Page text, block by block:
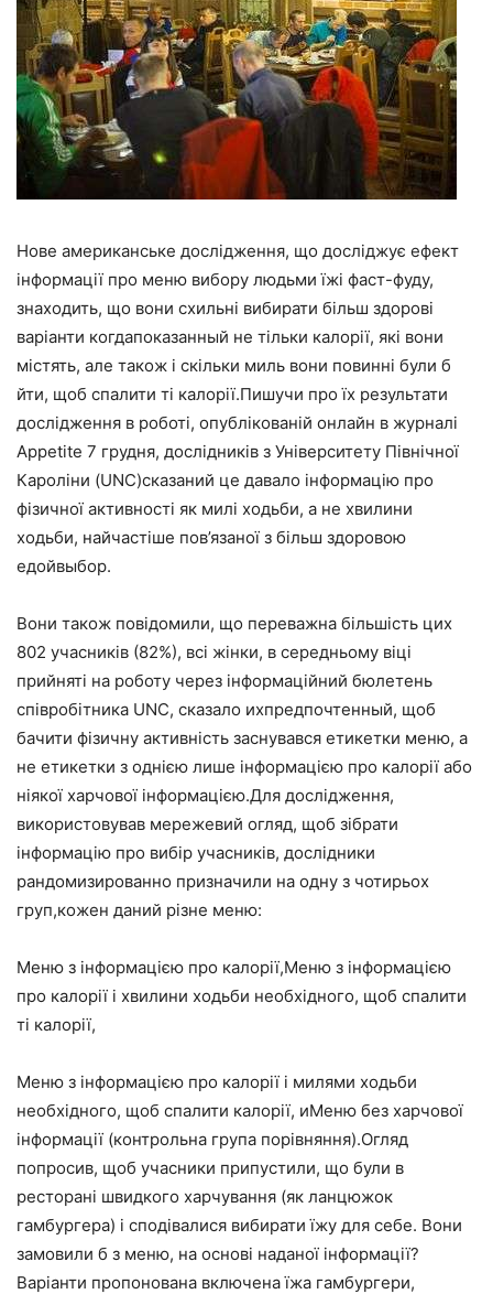
Нове американське дослідження, що досліджує ефект
інформації про меню вибору людьми їжі фаст-фуду,
знаходить, що вони схильні вибирати більш здорові
варіанти когдапоказанный не тільки калорії, які вони
містять, але також і скільки миль вони повинні були б
йти, щоб спалити ті калорії.Пишучи про їх результати
дослідження в роботі, опублікованій онлайн в журналі
Appetite 7 грудня, дослідників з Університету Північної
Кароліни (UNC)сказаний це давало інформацію про
фізичної активності як милі ходьби, а не хвилини
ходьби, найчастіше пов’язаної з більш здоровою
едойвыбор.
Вони також повідомили, що переважна більшість цих
802 учасників (82%), всі жінки, в середньому віці
прийняті на роботу через інформаційний бюлетень
співробітника UNC, сказало ихпредпочтенный, щоб
бачити фізичну активність заснувався етикетки меню, а
не етикетки з однією лише інформацією про калорії або
ніякої харчової інформацією.Для дослідження,
використовував мережевий огляд, щоб зібрати
інформацію про вибір учасників, дослідники
рандомизированно призначили на одну з чотирьох
груп,кожен даний різне меню:
Меню з інформацією про калорії,Меню з інформацією
про калорії і хвилини ходьби необхідного, щоб спалити
ті калорії,
Меню з інформацією про калорії і милями ходьби
необхідного, щоб спалити калорії, иМеню без харчової
інформації (контрольна група порівняння).Огляд
попросив, щоб учасники припустили, що були в
ресторані швидкого харчування (як ланцюжок
гамбургера) і сподівалися вибирати їжу для себе. Вони
замовили б з меню, на основі наданої інформації?
Варіанти пропонована включена їжа гамбургери,